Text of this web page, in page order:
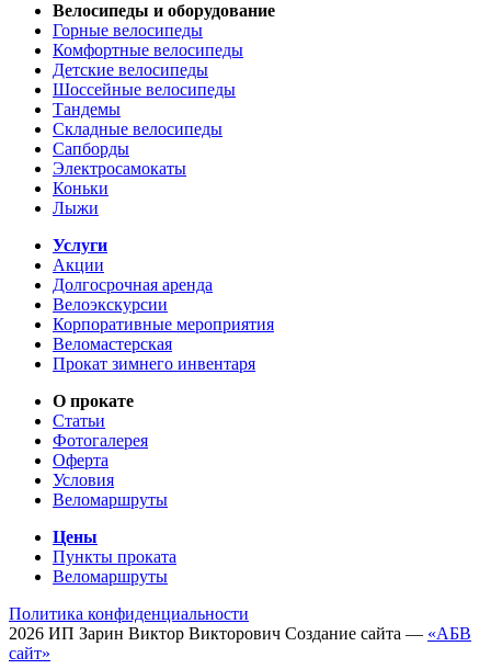
Велосипеды и оборудование
Горные велосипеды
Комфортные велосипеды
Детские велосипеды
Шоссейные велосипеды
Тандемы
Складные велосипеды
Сапборды
Электросамокаты
Коньки
Лыжи
Услуги
Акции
Долгосрочная аренда
Велоэкскурсии
Корпоративные мероприятия
Веломастерская
Прокат зимнего инвентаря
О прокате
Статьи
Фотогалерея
Оферта
Условия
Веломаршруты
Цены
Пункты проката
Веломаршруты
Политика конфиденциальности
2026 ИП Зарин Виктор Викторович Создание сайта — «АБВ
сайт»